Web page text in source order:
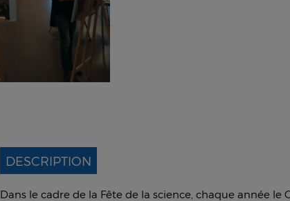
DESCRIPTION
Dans le cadre de la Fête de la science, chaque année